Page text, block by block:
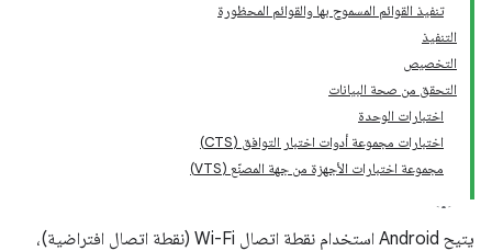
تنفيذ القوائم المسموح بها والقوائم المحظورة
التنفيذ
التخصيص
التحقق من صحة البيانات
اختبارات الوحدة
اختبارات مجموعة أدوات اختبار التوافق (CTS)
مجموعة اختبارات الأجهزة من جهة المصنّع (VTS)
يتيح Android استخدام نقطة اتصال Wi-Fi (نقطة اتصال افتراضية)،